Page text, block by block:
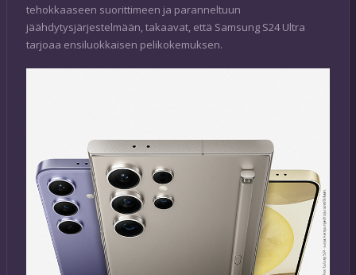
tehokkaaseen suorittimeen ja paranneltuun
jäähdytysjärjestelmään, takaavat, että Samsung S24 Ultra
tarjoaa ensiluokkaisen pelikokemuksen.